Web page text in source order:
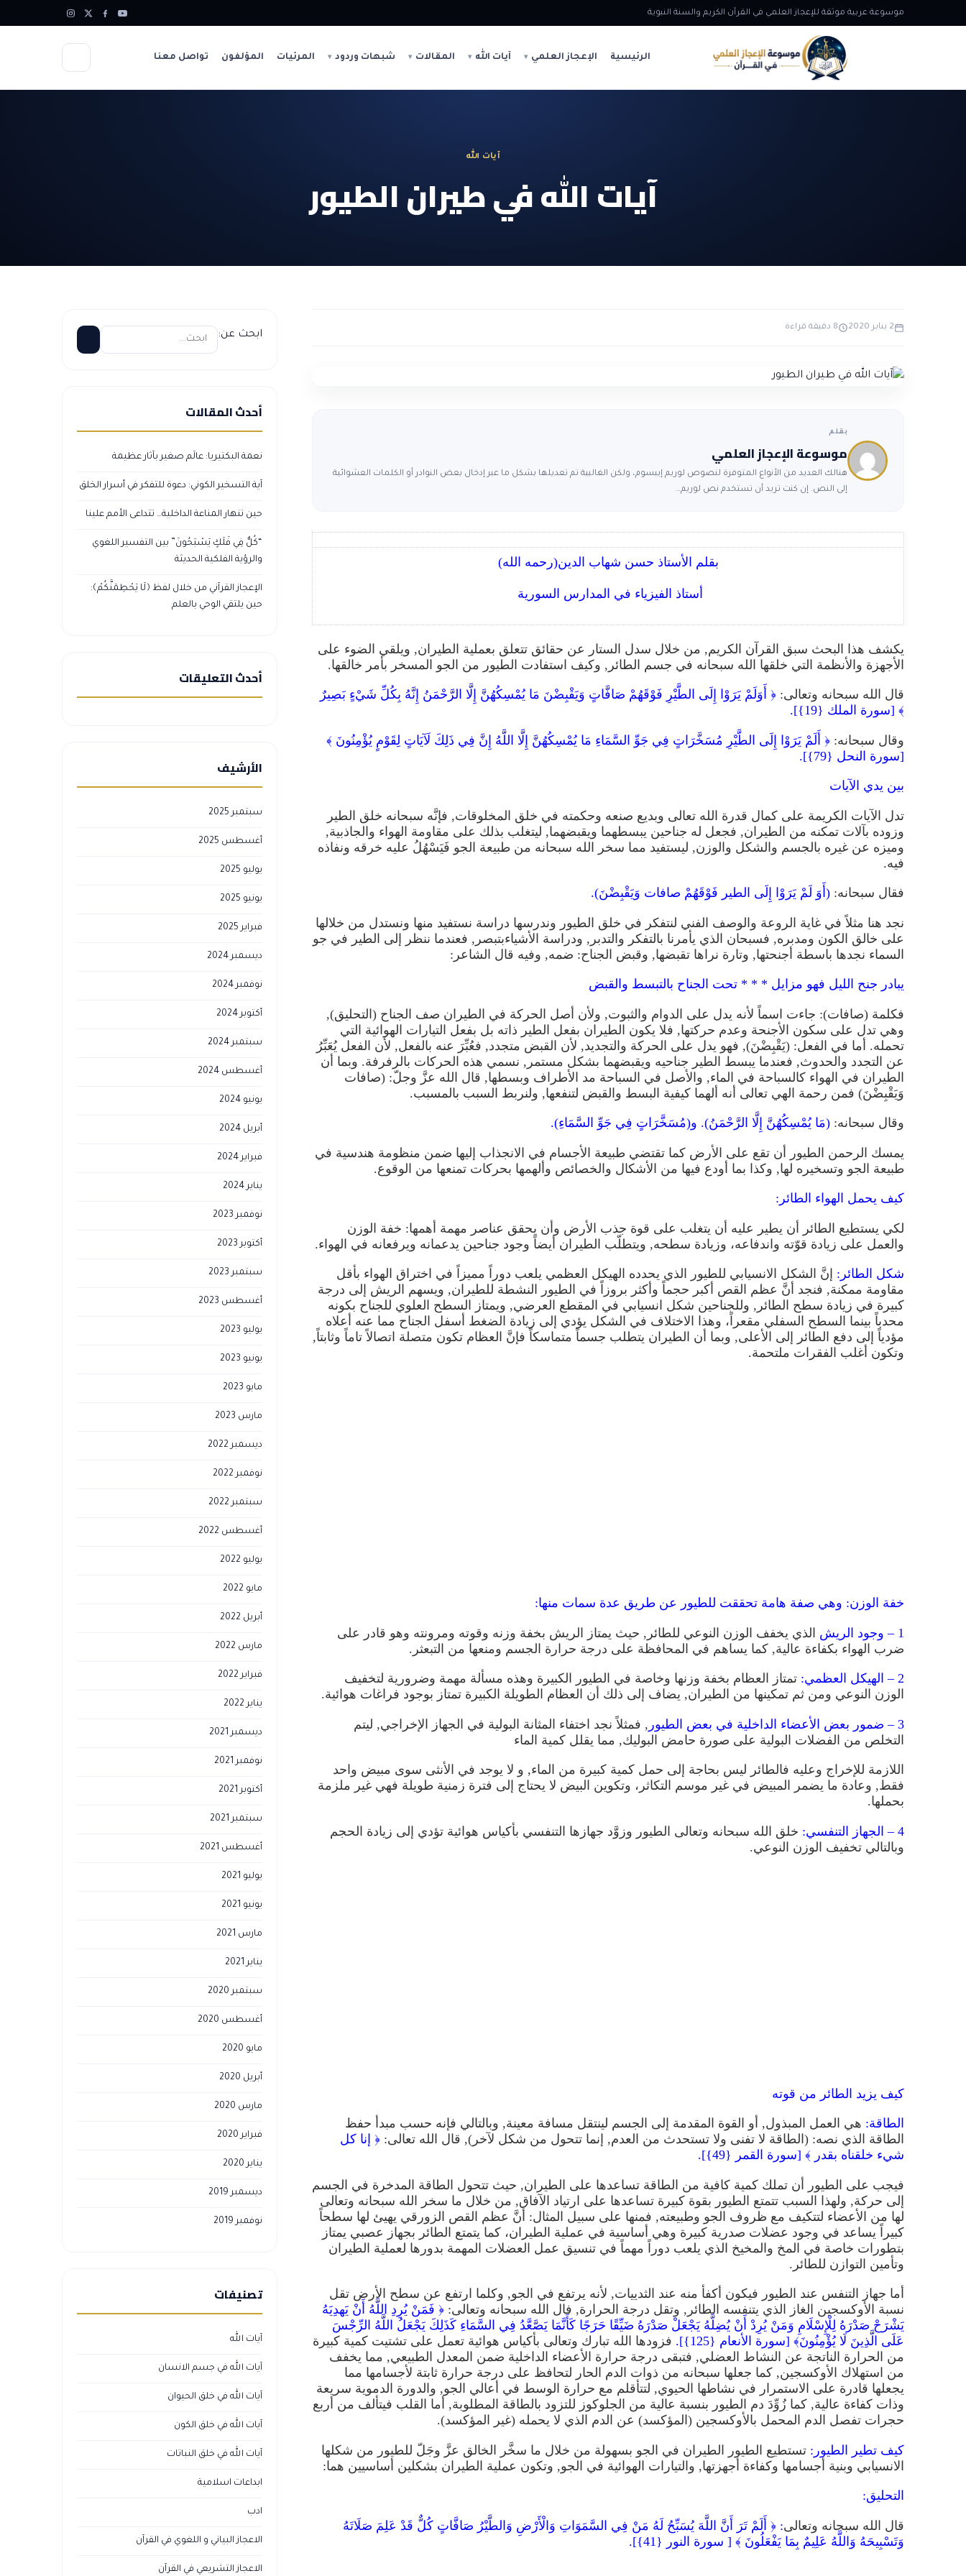
موسوعة عربية موثقة للإعجاز العلمي في القرآن الكريم والسنة النبوية
الرئيسية الإعجاز العلمي آيات الله المقالات شبهات وردود المرئيات المؤلفون تواصل معنا
آيات الله
آيات الله في طيران الطيور
2 يناير 2020 8 دقيقة قراءة
بقلم
موسوعة الإعجاز العلمي
هنالك العديد من الأنواع المتوفرة لنصوص لوريم إيبسوم، ولكن الغالبية تم تعديلها بشكل ما عبر إدخال بعض النوادر أو الكلمات العشوائية
إلى النص. إن كنت تريد أن تستخدم نص لوريم…
بقلم الأستاذ حسن شهاب الدين(رحمه الله)
أستاذ الفيزياء في المدارس السورية
يكشف هذا البحث سبق القرآن الكريم, من خلال سدل الستار عن حقائق تتعلق بعملية الطيران, ويلقي الضوء على
الأجهزة والأنظمة التي خلقها الله سبحانه في جسم الطائر, وكيف استفادت الطيور من الجو المسخر بأمر خالقها.
قال الله سبحانه وتعالى: ﴿ أَوَلَمْ يَرَوْا إِلَى الطَّيْرِ فَوْقَهُمْ صَافَّاتٍ وَيَقْبِضْنَ مَا يُمْسِكُهُنَّ إِلَّا الرَّحْمَنُ إِنَّهُ بِكُلِّ شَيْءٍ بَصِيرٌ
﴾ [سورة الملك {19}].
وقال سبحانه: ﴿ أَلَمْ يَرَوْا إِلَى الطَّيْرِ مُسَخَّرَاتٍ فِي جَوِّ السَّمَاءِ مَا يُمْسِكُهُنَّ إِلَّا اللَّهُ إِنَّ فِي ذَلِكَ لَآيَاتٍ لِقَوْمٍ يُؤْمِنُونَ ﴾
[سورة النحل {79}].
بين يدي الآيات
تدل الآيات الكريمة على كمال قدرة الله تعالى وبديع صنعه وحكمته في خلق المخلوقات, فإنَّه سبحانه خلق الطير
وزوده بآلات تمكنه من الطيران, فجعل له جناحين يبسطهما ويقبضهما, ليتغلب بذلك على مقاومة الهواء والجاذبية,
وميزه عن غيره بالجسم والشكل والوزن, ليستفيد مما سخر الله سبحانه من طبيعة الجو فَيَسْهُلُ عليه خرقه ونفاذه
فيه.
فقال سبحانه: (أَوَ لَمْ يَرَوْا إِلَى الطير فَوْقَهُمْ صافات وَيَقْبِضْنَ).
نجد هنا مثلاً في غاية الروعة والوصف الفني لنتفكر في خلق الطيور وندرسها دراسة نستفيد منها ونستدل من خلالها
على خالق الكون ومدبره, فسبحان الذي يأمرنا بالتفكر والتدبر, ودراسة الأشياءبتبصر, فعندما ننظر إلى الطير في جو
السماء نجدها باسطة أجنحتها, وتارة نراها تقبضها, وقبض الجناح: ضمه, وفيه قال الشاعر:
يبادر جنح الليل فهو مزايل * * * تحت الجناح بالتبسط والقبض
فكلمة (صافات): جاءت اسماً لأنه يدل على الدوام والثبوت, ولأن أصل الحركة في الطيران صف الجناح (التحليق),
وهي تدل على سكون الأجنحة وعدم حركتها, فلا يكون الطيران بفعل الطير ذاته بل بفعل التيارات الهوائية التي
تحمله. أما في الفعل: (يَقْبِضْنَ), فهو يدل على الحركة والتجديد, لأن القبض متجدد, فعُبِّرَ عنه بالفعل, لأن الفعل يُعَبِّرُ
عن التجدد والحدوث, فعندما يبسط الطير جناحيه ويقبضهما بشكل مستمر, نسمي هذه الحركات بالرفرفة. وبما أن
الطيران في الهواء كالسباحة في الماء, والأصل في السباحة مد الأطراف وبسطها, قال الله عزَّ وجلّ: (صافات
وَيَقْبِضْنَ) فمن رحمة الهي تعالى أنه ألهما كيفية البسط والقبض لتنفعها, ولنربط السبب بالمسبب.
وقال سبحانه: (مَا يُمْسِكُهُنَّ إِلَّا الرَّحْمَنُ). و(مُسَخَّرَاتٍ فِي جَوِّ السَّمَاءِ).
يمسك الرحمن الطيور أن تقع على الأرض كما تقتضي طبيعة الأجسام في الانجذاب إليها ضمن منظومة هندسية في
طبيعة الجو وتسخيره لها, وكذا بما أودع فيها من الأشكال والخصائص وألهمها بحركات تمنعها من الوقوع.
كيف يحمل الهواء الطائر:
لكي يستطيع الطائر أن يطير عليه أن يتغلب على قوة جذب الأرض وأن يحقق عناصر مهمة أهمها: خفة الوزن
والعمل على زيادة قوّته واندفاعه، وزيادة سطحه, ويتطلّب الطيران أيضاً وجود جناحين يدعمانه ويرفعانه في الهواء.
شكل الطائر: إنَّ الشكل الانسيابي للطيور الذي يحدده الهيكل العظمي يلعب دوراً مميزاً في اختراق الهواء بأقل
مقاومة ممكنة, فنجد أنَّ عظم القص أكبر حجماً وأكثر بروزاً في الطيور النشطة للطيران, ويسهم الريش إلى درجة
كبيرة في زيادة سطح الطائر, وللجناحين شكل انسيابي في المقطع العرضي, ويمتاز السطح العلوي للجناح بكونه
محدباً بينما السطح السفلي مقعراً، وهذا الاختلاف في الشكل يؤدي إلى زيادة الضغط أسفل الجناح مما عنه أعلاه
مؤدياً إلى دفع الطائر إلى الأعلى, وبما أن الطيران يتطلب جسماً متماسكاً فإنَّ العظام تكون متصلة اتصالاً تاماً وثابتاً,
وتكون أغلب الفقرات ملتحمة.
خفة الوزن: وهي صفة هامة تحققت للطيور عن طريق عدة سمات منها:
1 – وجود الريش
الذي يخفف الوزن النوعي للطائر, حيث يمتاز الريش بخفة وزنه وقوته ومرونته وهو قادر على
ضرب الهواء بكفاءة عالية, كما يساهم في المحافظة على درجة حرارة الجسم ومنعها من التبعثر.
2 – الهيكل العظمي:
تمتاز العظام بخفة وزنها وخاصة في الطيور الكبيرة وهذه مسألة مهمة وضرورية لتخفيف
الوزن النوعي ومن ثم تمكينها من الطيران, يضاف إلى ذلك أن العظام الطويلة الكبيرة تمتاز بوجود فراغات هوائية.
3 – ضمور بعض الأعضاء الداخلية في بعض الطيور
, فمثلاً نجد اختفاء المثانة البولية في الجهاز الإخراجي, ليتم
التخلص من الفضلات البولية على صورة حامض البوليك, مما يقلل كمية الماء
اللازمة للإخراج وعليه فالطائر ليس بحاجة إلى حمل كمية كبيرة من الماء, و لا يوجد في الأنثى سوى مبيض واحد
فقط, وعادة ما يضمر المبيض في غير موسم التكاثر، وتكوين البيض لا يحتاج إلى فترة زمنية طويلة فهي غير ملزمة
بحملها.
4 – الجهاز التنفسي:
خلق الله سبحانه وتعالى الطيور وزوَّد جهازها التنفسي بأكياس هوائية تؤدي إلى زيادة الحجم
وبالتالي تخفيف الوزن النوعي.
كيف يزيد الطائر من قوته
الطاقة: هي العمل المبذول, أو القوة المقدمة إلى الجسم لينتقل مسافة معينة, وبالتالي فإنه حسب مبدأ حفظ
الطاقة الذي نصه: (الطاقة لا تفنى ولا تستحدث من العدم, إنما تتحول من شكل لآخر), قال الله تعالى: ﴿ إنا كل
شيء خلقناه بقدر ﴾ [سورة القمر {49}].
فيجب على الطيور أن تملك كمية كافية من الطاقة تساعدها على الطيران, حيث تتحول الطاقة المدخرة في الجسم
إلى حركة, ولهذا السبب تتمتع الطيور بقوة كبيرة تساعدها على ارتياد الآفاق, من خلال ما سخر الله سبحانه وتعالى
لها من الأعضاء لتتكيف مع ظروف الجو وطبيعته, فمنها على سبيل المثال: أنَّ عظم القص الزورقي يهيئ لها سطحاً
كبيراً يساعد في وجود عضلات صدرية كبيرة وهي أساسية في عملية الطيران، كما يتمتع الطائر بجهاز عصبي يمتاز
بتطورات خاصة في المخ والمخيخ الذي يلعب دوراً مهماً في تنسيق عمل العضلات المهمة بدورها لعملية الطيران
وتأمين التوازن للطائر.
أما جهاز التنفس عند الطيور فيكون أكفأ منه عند الثدييات, لأنه يرتفع في الجو, وكلما ارتفع عن سطح الأرض تقل
نسبة الأوكسجين الغاز الذي يتنفسه الطائر, وتقل درجة الحرارة, فال الله سبحانه وتعالى: ﴿ فَمَنْ يُرِدِ اللَّهُ أَنْ يَهدِيَهُ
يَشْرَحْ صَدْرَهُ لِلْإِسْلَامِ وَمَنْ يُرِدْ أَنْ يُضِلَّهُ يَجْعَلْ صَدْرَهُ ضَيِّقًا حَرَجًا كَأَنَّمَا يَصَّعَّدُ فِي السَّمَاءِ كَذَلِكَ يَجْعَلُ اللَّهُ الرِّجْسَ
عَلَى الَّذِينَ لَا يُؤْمِنُونَ﴾ [سورة الأنعام {125}].
فزودها الله تبارك وتعالى بأكياس هوائية تعمل على تشتيت كمية كبيرة
من الحرارة الناتجة عن النشاط العضلي, فتبقى درجة حرارة الأعضاء الداخلية ضمن المعدل الطبيعي, مما يخفف
من استهلاك الأوكسجين, كما جعلها سبحانه من ذوات الدم الحار لتحافظ على درجة حرارة ثابتة لأجسامها مما
يجعلها قادرة على الاستمرار في نشاطها الحيوي, لتتأقلم مع حرارة الوسط في أعالي الجو, والدورة الدموية سريعة
وذات كفاءة عالية, كما زُوِّدَ دم الطيور بنسبة عالية من الجلوكوز للتزود بالطاقة المطلوبة, أما القلب فيتألف من أربع
حجرات تفصل الدم المحمل بالأوكسجين (المؤكسد) عن الدم الذي لا يحمله (غير المؤكسد).
كيف تطير الطيور: تستطيع الطيور الطيران في الجو بسهولة من خلال ما سخَّر الخالق عزَّ وجَلّ للطيور من شكلها
الانسيابي وبنية أجسامها وكفاءة أجهزتها, والتيارات الهوائية في الجو, وتكون عملية الطيران بشكلين أساسيين هما:
التحليق:
قال الله سبحانه وتعالى: ﴿ أَلَمْ تَرَ أَنَّ اللَّهَ يُسَبِّحُ لَهُ مَنْ فِي السَّمَوَاتِ وَالْأَرْضِ وَالطَّيْرُ صَافَّاتٍ كُلٌّ قَدْ عَلِمَ صَلَاتَهُ
وَتَسْبِيحَهُ وَاللَّهُ عَلِيمٌ بِمَا يَفْعَلُونَ ﴾ [ سورة النور {41}].
ابحث عن:
أحدث المقالات
نعمة البكتيريا: عالَم صغير بآثار عظيمة
آية التسخير الكوني: دعوة للتفكر في أسرار الخلق
حين تنهار المناعة الداخلية… تتداعى الأمم علينا
“كُلٌّ فِي فَلَكٍ يَسْبَحُونَ” بين التفسير اللغوي
والرؤية الفلكية الحديثة
الإعجاز القرآني من خلال لفظ ﴿لَا يَحْطِمَنَّكُمْ﴾:
حين يلتقي الوحي بالعلم
أحدث التعليقات
الأرشيف
سبتمبر 2025
أغسطس 2025
يوليو 2025
يونيو 2025
فبراير 2025
ديسمبر 2024
نوفمبر 2024
أكتوبر 2024
سبتمبر 2024
أغسطس 2024
يونيو 2024
أبريل 2024
فبراير 2024
يناير 2024
نوفمبر 2023
أكتوبر 2023
سبتمبر 2023
أغسطس 2023
يوليو 2023
يونيو 2023
مايو 2023
مارس 2023
ديسمبر 2022
نوفمبر 2022
سبتمبر 2022
أغسطس 2022
يوليو 2022
مايو 2022
أبريل 2022
مارس 2022
فبراير 2022
يناير 2022
ديسمبر 2021
نوفمبر 2021
أكتوبر 2021
سبتمبر 2021
أغسطس 2021
يوليو 2021
يونيو 2021
مارس 2021
يناير 2021
سبتمبر 2020
أغسطس 2020
مايو 2020
أبريل 2020
مارس 2020
فبراير 2020
يناير 2020
ديسمبر 2019
نوفمبر 2019
تصنيفات
آيات الله
آيات الله في جسم الانسان
آيات الله في خلق الحيوان
آيات الله في خلق الكون
آيات الله في خلق النباتات
ابداعات اسلامية
ادب
الاعجاز البياني و اللغوي في القرآن
الاعجاز التشريعي في القرآن